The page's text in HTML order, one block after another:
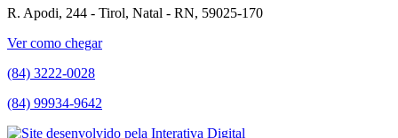
R. Apodi, 244 - Tirol, Natal - RN, 59025-170
Ver como chegar
(84) 3222-0028
(84) 99934-9642